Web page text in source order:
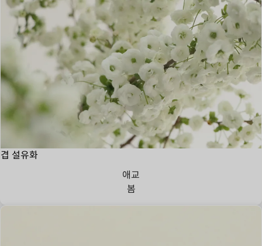
겹 설유화
애교
봄